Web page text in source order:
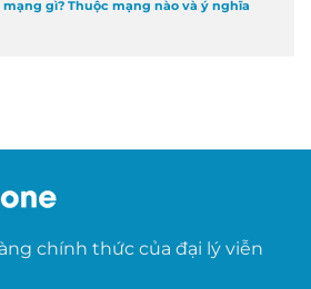
mạng gì? Thuộc mạng nào và ý nghĩa
chính thức của đại lý viễn